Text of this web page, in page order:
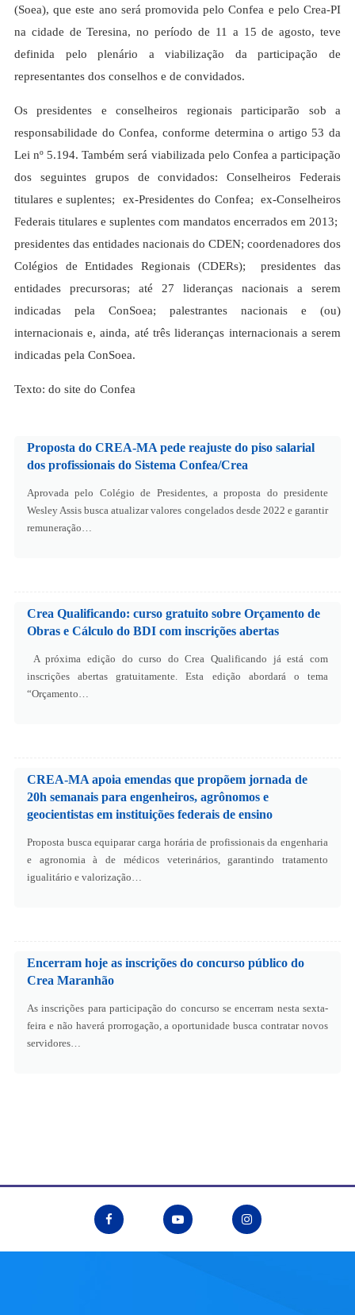
(Soea), que este ano será promovida pelo Confea e pelo Crea-PI
na cidade de Teresina, no período de 11 a 15 de agosto, teve
definida pelo plenário a viabilização da participação de
representantes dos conselhos e de convidados.
Os presidentes e conselheiros regionais participarão sob a
responsabilidade do Confea, conforme determina o artigo 53 da
Lei nº 5.194. Também será viabilizada pelo Confea a participação
dos seguintes grupos de convidados: Conselheiros Federais
titulares e suplentes; ex-Presidentes do Confea; ex-Conselheiros
Federais titulares e suplentes com mandatos encerrados em 2013;
presidentes das entidades nacionais do CDEN; coordenadores dos
Colégios de Entidades Regionais (CDERs); presidentes das
entidades precursoras; até 27 lideranças nacionais a serem
indicadas pela ConSoea; palestrantes nacionais e (ou)
internacionais e, ainda, até três lideranças internacionais a serem
indicadas pela ConSoea.
Texto: do site do Confea
Proposta do CREA-MA pede reajuste do piso salarial
dos profissionais do Sistema Confea/Crea
Aprovada pelo Colégio de Presidentes, a proposta do presidente
Wesley Assis busca atualizar valores congelados desde 2022 e garantir
remuneração…
Crea Qualificando: curso gratuito sobre Orçamento de
Obras e Cálculo do BDI com inscrições abertas
A próxima edição do curso do Crea Qualificando já está com
inscrições abertas gratuitamente. Esta edição abordará o tema
“Orçamento…
CREA-MA apoia emendas que propõem jornada de
20h semanais para engenheiros, agrônomos e
geocientistas em instituições federais de ensino
Proposta busca equiparar carga horária de profissionais da engenharia
e agronomia à de médicos veterinários, garantindo tratamento
igualitário e valorização…
Encerram hoje as inscrições do concurso público do
Crea Maranhão
As inscrições para participação do concurso se encerram nesta sexta-
feira e não haverá prorrogação, a oportunidade busca contratar novos
servidores…